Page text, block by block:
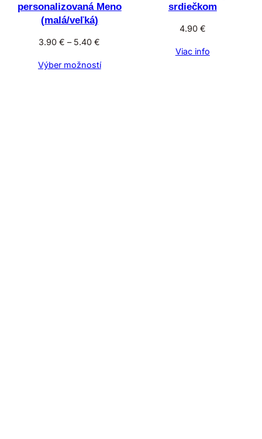
personalizovaná Meno
(malá/veľká)
3.90€ – 5.40€
3.90 €
Výber možností
srdiečkom
4.90 €
Viac info